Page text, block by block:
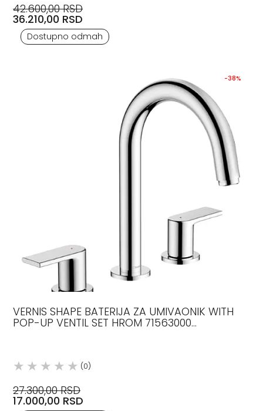
42.600,00 RSD
36.210,00 RSD
Dostupno odmah
-38%
VERNIS SHAPE BATERIJA ZA UMIVAONIK WITH
POP-UP VENTIL SET HROM 71563000
(0)
27.300,00 RSD
17.000,00 RSD